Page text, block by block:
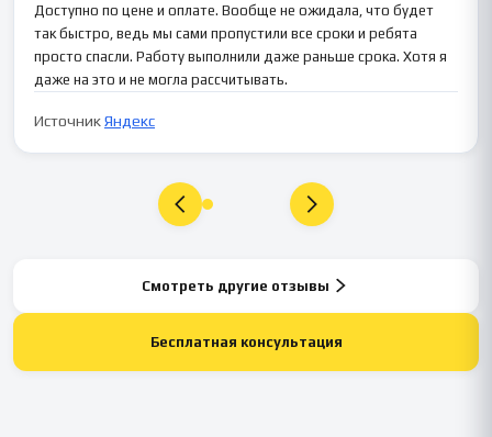
Доступно по цене и оплате. Вообще не ожидала, что будет
так быстро, ведь мы сами пропустили все сроки и ребята
просто спасли. Работу выполнили даже раньше срока. Хотя я
даже на это и не могла рассчитывать.
ИсточникЯндекс
Смотреть другие отзывы
Бесплатная консультация